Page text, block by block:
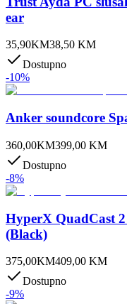
ear
35,90KM38,50 KM
Dostupno
-10%
Anker soundcore
360,00KM399,00 KM
Dostupno
-8%
HyperX QuadCast
(Black)
375,00KM409,00 KM
Dostupno
-9%